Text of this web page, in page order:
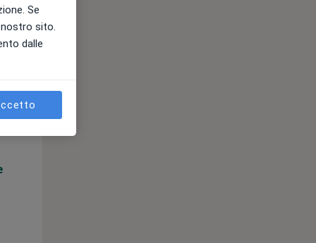
Se
sito.
dalle